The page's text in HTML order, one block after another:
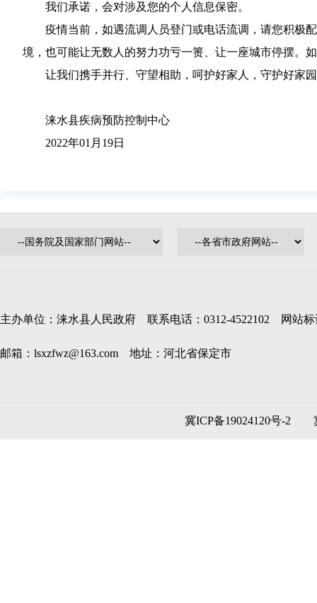
我们承诺，会对涉及您的个人信息保密。
疫情当前，如遇流调人员登门或电话流调，请您积极
境，也可能让无数人的努力功亏一篑、让一座城市停摆。
让我们携手并行、守望相助，呵护好家人，守护好家
涞水县疾病预防控制中心
2022年01月19日
主办单位：涞水县人民政府 联系电话：0312-4522102 网站标
邮箱：lsxzfwz@163.com 地址：河北省保定市
冀ICP备19024120号-2